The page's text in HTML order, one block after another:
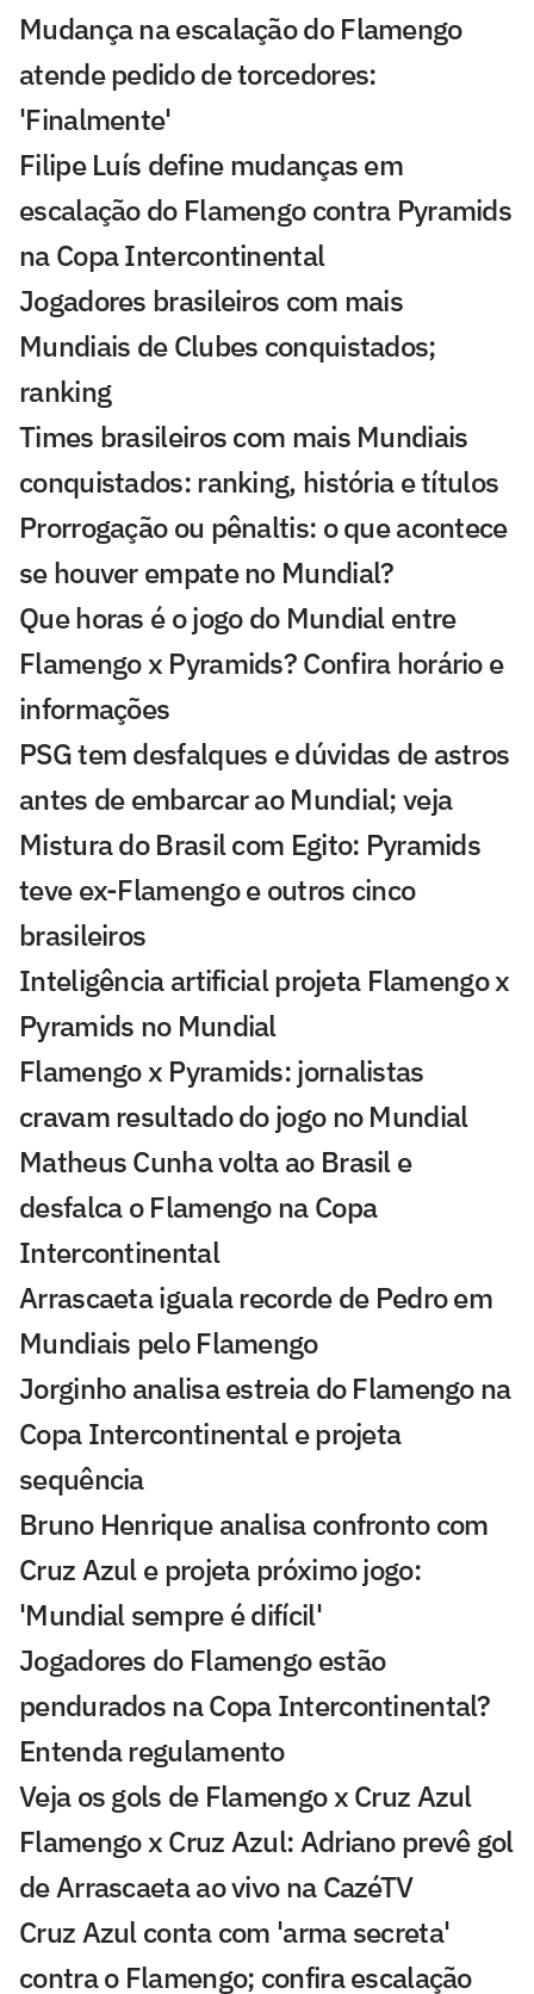
Mudança na escalação do Flamengo
atende pedido de torcedores:
'Finalmente'
Filipe Luís define mudanças em
escalação do Flamengo contra Pyramids
na Copa Intercontinental
Jogadores brasileiros com mais
Mundiais de Clubes conquistados;
ranking
Times brasileiros com mais Mundiais
conquistados: ranking, história e títulos
Prorrogação ou pênaltis: o que acontece
se houver empate no Mundial?
Que horas é o jogo do Mundial entre
Flamengo x Pyramids? Confira horário e
informações
PSG tem desfalques e dúvidas de astros
antes de embarcar ao Mundial; veja
Mistura do Brasil com Egito: Pyramids
teve ex-Flamengo e outros cinco
brasileiros
Inteligência artificial projeta Flamengo x
Pyramids no Mundial
Flamengo x Pyramids: jornalistas
cravam resultado do jogo no Mundial
Matheus Cunha volta ao Brasil e
desfalca o Flamengo na Copa
Intercontinental
Arrascaeta iguala recorde de Pedro em
Mundiais pelo Flamengo
Jorginho analisa estreia do Flamengo na
Copa Intercontinental e projeta
sequência
Bruno Henrique analisa confronto com
Cruz Azul e projeta próximo jogo:
'Mundial sempre é difícil'
Jogadores do Flamengo estão
pendurados na Copa Intercontinental?
Entenda regulamento
Veja os gols de Flamengo x Cruz Azul
Flamengo x Cruz Azul: Adriano prevê gol
de Arrascaeta ao vivo na CazéTV
Cruz Azul conta com 'arma secreta'
contra o Flamengo; confira escalação